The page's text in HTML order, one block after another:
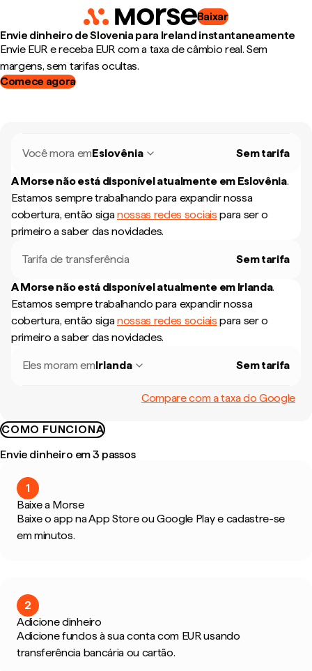
Baixar
Envie dinheiro de Slovenia para Ireland instantaneamente
Envie EUR e receba EUR com a taxa de câmbio real. Sem
margens, sem tarifas ocultas.
Comece agora
Você mora emEslovênia Sem tarifa
A Morse não está disponível atualmente em Eslovênia.
Estamos sempre trabalhando para expandir nossa
cobertura, então siganossas redes sociais para ser o
primeiro a saber das novidades.
Tarifa de transferência Sem tarifa
A Morse não está disponível atualmente em Irlanda.
Estamos sempre trabalhando para expandir nossa
cobertura, então siganossas redes sociais para ser o
primeiro a saber das novidades.
Eles moram emIrlanda Sem tarifa
Compare com a taxa do Google
COMO FUNCIONA
Envie dinheiro em 3 passos
1
Baixe a Morse
Baixe o app na App Store ou Google Play e cadastre-se
em minutos.
2
Adicione dinheiro
Adicione fundos à sua conta com EUR usando
transferência bancária ou cartão.